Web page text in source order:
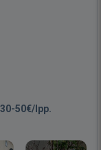
30-50€/lpp.